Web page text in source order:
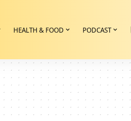
HEALTH & FOOD PODCAST